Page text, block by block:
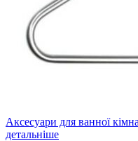
Аксесуари для ванної
детальніше